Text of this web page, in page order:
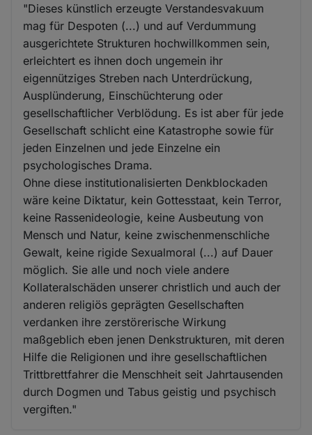
"Dieses künstlich erzeugte Verstandesvakuum
mag für Despoten (...) und auf Verdummung
ausgerichtete Strukturen hochwillkommen sein,
erleichtert es ihnen doch ungemein ihr
eigennütziges Streben nach Unterdrückung,
Ausplünderung, Einschüchterung oder
gesellschaftlicher Verblödung. Es ist aber für jede
Gesellschaft schlicht eine Katastrophe sowie für
jeden Einzelnen und jede Einzelne ein
psychologisches Drama.
Ohne diese institutionalisierten Denkblockaden
wäre keine Diktatur, kein Gottesstaat, kein Terror,
keine Rassenideologie, keine Ausbeutung von
Mensch und Natur, keine zwischenmenschliche
Gewalt, keine rigide Sexualmoral (...) auf Dauer
möglich. Sie alle und noch viele andere
Kollateralschäden unserer christlich und auch der
anderen religiös geprägten Gesellschaften
verdanken ihre zerstörerische Wirkung
maßgeblich eben jenen Denkstrukturen, mit deren
Hilfe die Religionen und ihre gesellschaftlichen
Trittbrettfahrer die Menschheit seit Jahrtausenden
durch Dogmen und Tabus geistig und psychisch
vergiften."